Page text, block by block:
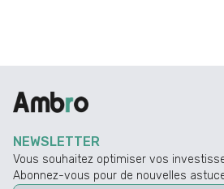
NEWSLETTER
Vous souhaitez optimiser vos
Abonnez-vous pour de nouvelles